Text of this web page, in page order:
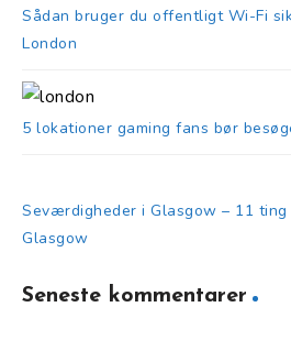
Sådan bruger du offentligt Wi-Fi
London
5 lokationer gaming fans bør
Seværdigheder i Glasgow – 11
Glasgow
Seneste kommentarer